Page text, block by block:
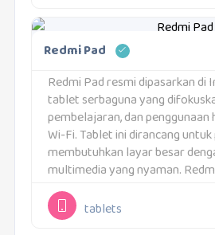
Redmi Pad
Redmi Pad resmi dipasarkan di
tablet serbaguna yang
pembelajaran, dan penggunaan
Wi-Fi. Tablet ini dirancang
membutuhkan layar besar
multimedia yang nyaman.
menempatkan keseimbangan
layar, dan audio sebagai
Perangkat ini cocok digunakan di...
tablets